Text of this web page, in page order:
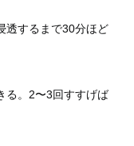
透するまで30分ほど
る。2〜3回すすげば